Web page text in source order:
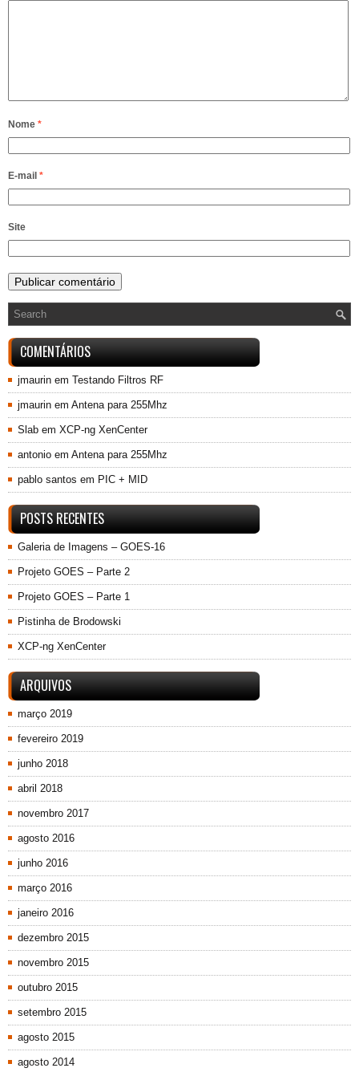
Nome *
E-mail *
Site
COMENTÁRIOS
jmaurin em Testando Filtros RF
jmaurin em Antena para 255Mhz
Slab em XCP-ng XenCenter
antonio em Antena para 255Mhz
pablo santos em PIC + MID
POSTS RECENTES
Galeria de Imagens – GOES-16
Projeto GOES – Parte 2
Projeto GOES – Parte 1
Pistinha de Brodowski
XCP-ng XenCenter
ARQUIVOS
março 2019
fevereiro 2019
junho 2018
abril 2018
novembro 2017
agosto 2016
junho 2016
março 2016
janeiro 2016
dezembro 2015
novembro 2015
outubro 2015
setembro 2015
agosto 2015
agosto 2014